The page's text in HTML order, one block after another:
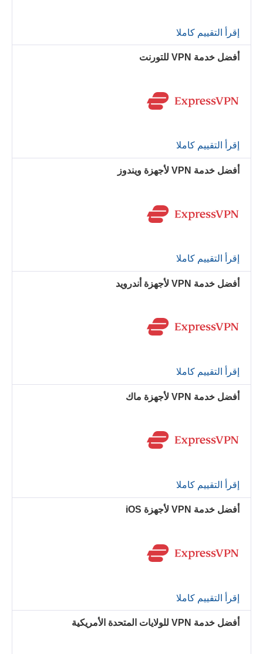
إقرأ التقييم كاملا
أفضل خدمة VPN للتورنت
إقرأ التقييم كاملا
أفضل خدمة VPN لأجهزة ويندوز
إقرأ التقييم كاملا
أفضل خدمة VPN لأجهزة أندرويد
إقرأ التقييم كاملا
أفضل خدمة VPN لأجهزة ماك
إقرأ التقييم كاملا
أفضل خدمة VPN لأجهزة iOS
إقرأ التقييم كاملا
أفضل خدمة VPN للولايات المتحدة الأمريكية